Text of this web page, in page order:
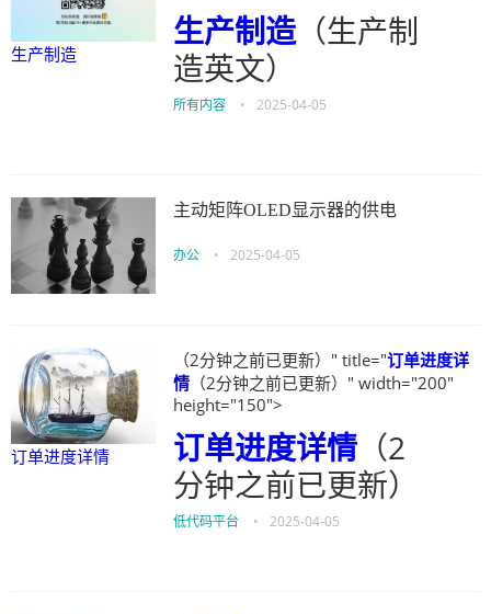
生产制造
生产制造（生产制
造英文）
所有内容 • 2025-04-05
主动矩阵OLED显示器的供电
办公 • 2025-04-05
订单进度详情
（2分钟之前已更新）" title="订单进度详
情 （2分钟之前已更新）" width="200"
height="150">
订单进度详情 （2
分钟之前已更新）
低代码平台 • 2025-04-05